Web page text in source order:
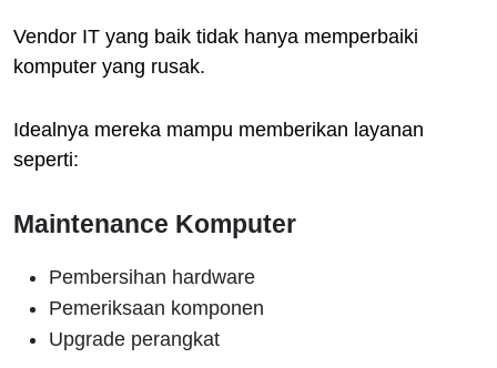
Vendor IT yang baik tidak hanya memperbaiki
komputer yang rusak.
Idealnya mereka mampu memberikan layanan
seperti:
Maintenance Komputer
Pembersihan hardware
Pemeriksaan komponen
Upgrade perangkat